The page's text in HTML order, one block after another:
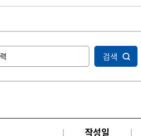
검색
작성일